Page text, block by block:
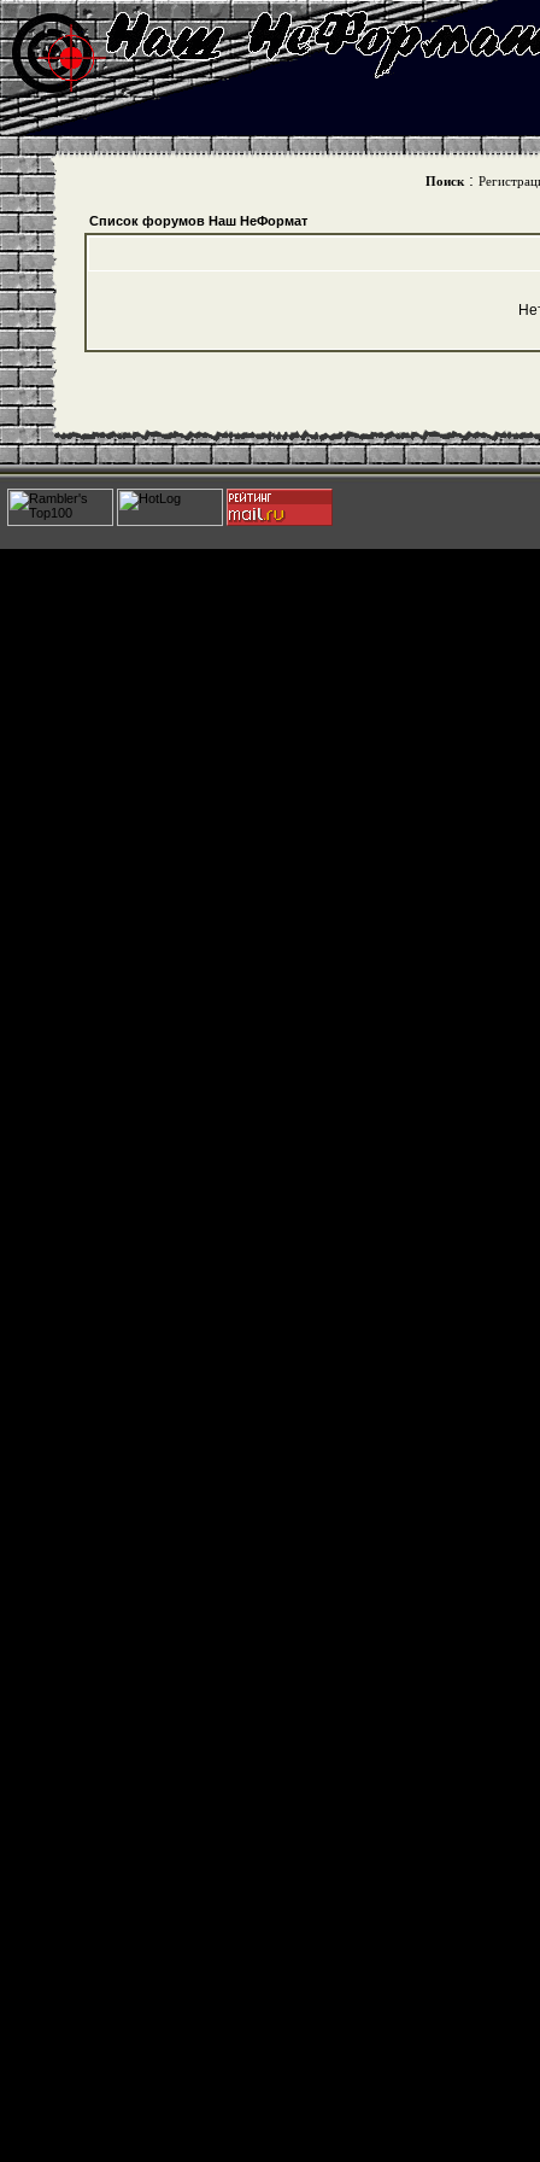
Поиск :
Список форумов Наш НеФормат